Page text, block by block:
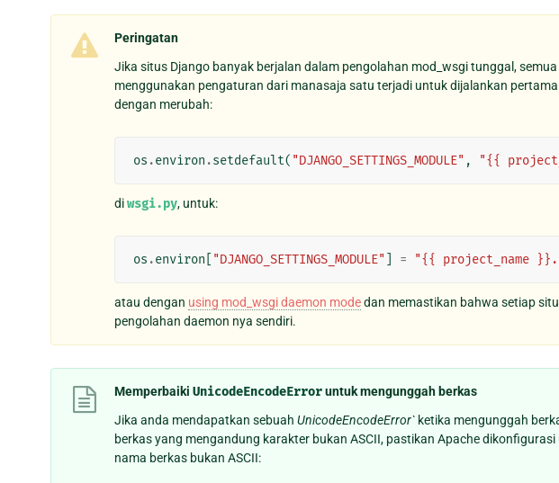
Peringatan
Jika situs Django banyak berjalan dalam pengolahan mod_wsgi tunggal,
menggunakan pengaturan dari manasaja satu terjadi untuk dijalankan
dengan merubah:
os .environ .setdefault( "DJANGO_SETTINGS_MODULE" , "{{
diwsgi.py, untuk:
os .environ "DJANGO_SETTINGS_MODULE" = "{{ project_name
atau dengan using mod_wsgi daemon modedan memastikan bahwa setiap
pengolahan daemon nya sendiri.
Memperbaiki UnicodeEncodeErroruntuk mengunggah berkas
Jika anda mendapatkan sebuah UnicodeEncodeError` ketika mengunggah
berkas yang mengandung karakter bukan ASCII, pastikan Apache
nama berkas bukan ASCII: